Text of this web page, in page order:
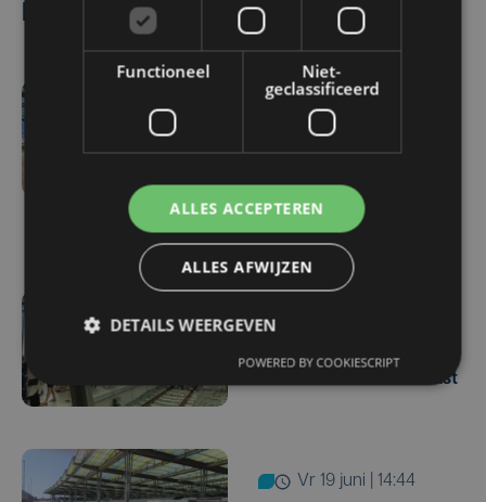
Lees ook
za 4 juli | 10:52
naar kust tijdens
zomervakantie
extra treinen in naar kust
vr 19 juni | 14:44
Functioneel
Niet-
geclassificeerd
ALLES ACCEPTEREN
ALLES AFWIJZEN
DETAILS WEERGEVEN
POWERED BY COOKIESCRIPT